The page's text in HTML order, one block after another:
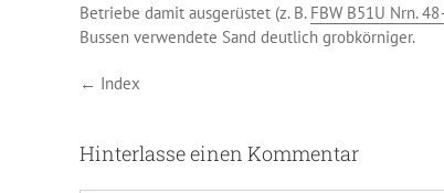
Betriebe damit ausgerüstet (z. B. FBW B51U Nrn.
Bussen verwendete Sand deutlich grobkörniger.
← Index
Hinterlasse einen Kommentar